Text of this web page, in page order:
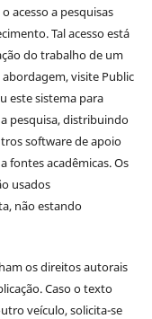
acesso a pesquisas
Tal acesso está
do trabalho de um
visite Public
este sistema para
pesquisa, distribuindo
software de apoio
fontes acadêmicas. Os
usados
não estando
os direitos autorais
Caso o texto
veículo, solicita-se